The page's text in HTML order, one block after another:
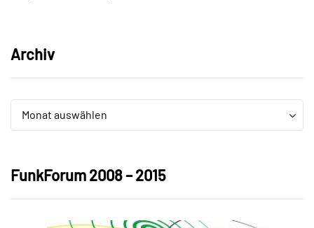
Archiv
Monat auswählen
Archiv
FunkForum 2008 – 2015